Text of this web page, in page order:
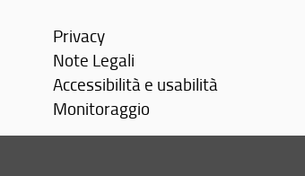
Privacy
Note Legali
Accessibilità e usabilità
Monitoraggio